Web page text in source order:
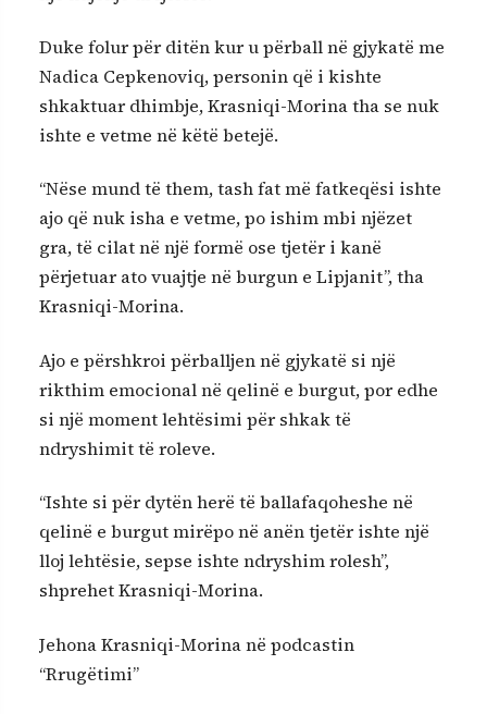
Duke folur për ditën kur u përball në gjykatë me
Nadica Cepkenoviq, personin që i kishte
shkaktuar dhimbje, Krasniqi-Morina tha se nuk
ishte e vetme në këtë betejë.
“Nëse mund të them, tash fat më fatkeqësi ishte
ajo që nuk isha e vetme, po ishim mbi njëzet
gra, të cilat në një formë ose tjetër i kanë
përjetuar ato vuajtje në burgun e Lipjanit”, tha
Krasniqi-Morina.
Ajo e përshkroi përballjen në gjykatë si një
rikthim emocional në qelinë e burgut, por edhe
si një moment lehtësimi për shkak të
ndryshimit të roleve.
“Ishte si për dytën herë të ballafaqoheshe në
qelinë e burgut mirëpo në anën tjetër ishte një
lloj lehtësie, sepse ishte ndryshim rolesh”,
shprehet Krasniqi-Morina.
Jehona Krasniqi-Morina në podcastin
“Rrugëtimi”